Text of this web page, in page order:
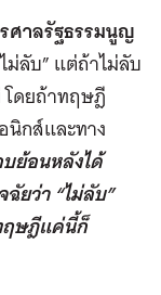
าลรัฐธรรมนูญ
ม่ลับ” แต่ถ้าไม่ลับ
โดยถ้าทฤษฎี
กส์และทาง
ย้อนหลังได้
ยว่า “ไม่ลับ”
ฤษฎีแค่นี้ก็